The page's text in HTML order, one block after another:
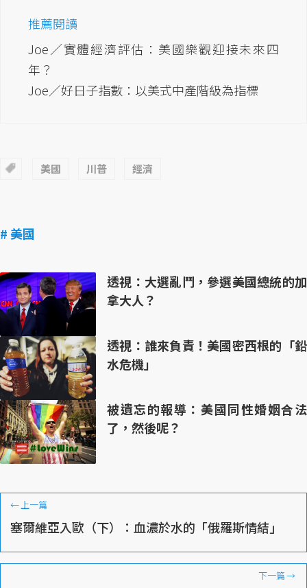
推薦閱讀
Joe／實體經濟評估：美國樂觀迎接未來四
年？
Joe／好日子指數：以美式中產階級為指標
美國 川普 經濟
# 美國
透視：大選亂鬥，參選美國總統的加
拿大人？
透視：誰來負責！美國密西根的「鉛
水危機」
被遺忘的報導：美國同性婚姻合法
了，然後呢？
←上一篇
塞爾維亞入歐（下）：血濃於水的「俄羅斯情結」
下一篇→